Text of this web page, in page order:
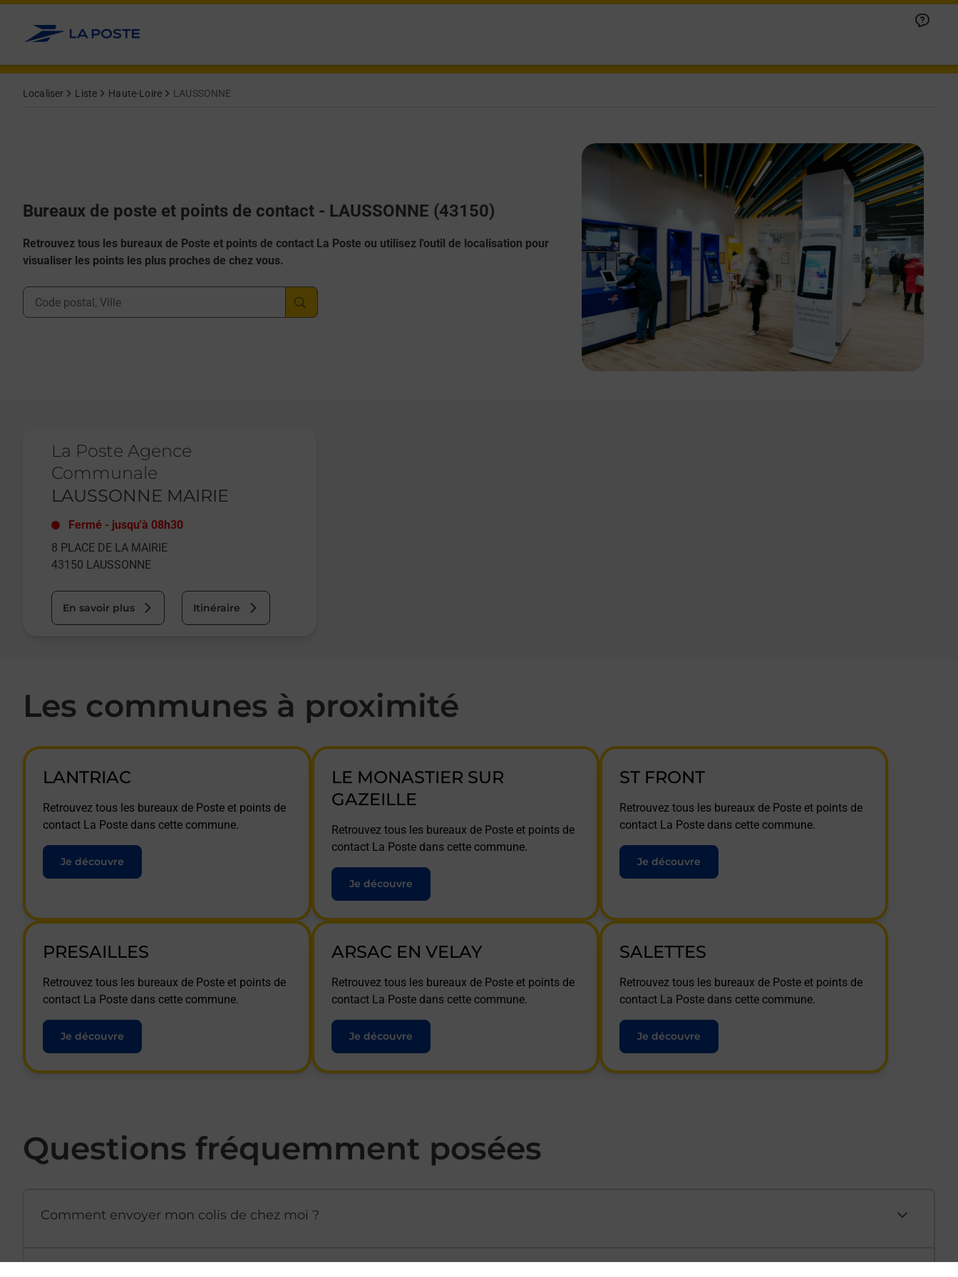
Allez au contenu
Localiser Liste Haute-Loire LAUSSONNE
Bureaux de poste et points de contact - LAUSSONNE (43150)
Retrouvez tous les bureaux de Poste et points de contact La Poste ou utilisez l'outil de localisation pour
visualiser les points les plus proches de chez vous.
Ville, Département, Code Postal
La Poste Agence
Communale
LAUSSONNE MAIRIE
Fermé - jusqu'à 08h30
8 PLACE DE LA MAIRIE
43150 LAUSSONNE
En savoir plus Itinéraire
Les communes à proximité
LANTRIAC
Retrouvez tous les bureaux de Poste et points de
contact La Poste dans cette commune.
Je découvre
LE MONASTIER SUR
GAZEILLE
Retrouvez tous les bureaux de Poste et points de
contact La Poste dans cette commune.
Je découvre
ST FRONT
Retrouvez tous les bureaux de Poste et points de
contact La Poste dans cette commune.
Je découvre
PRESAILLES
Retrouvez tous les bureaux de Poste et points de
contact La Poste dans cette commune.
Je découvre
ARSAC EN VELAY
Retrouvez tous les bureaux de Poste et points de
contact La Poste dans cette commune.
Je découvre
SALETTES
Retrouvez tous les bureaux de Poste et points de
contact La Poste dans cette commune.
Je découvre
Questions fréquemment posées
Comment envoyer mon colis de chez moi ?
Afficher ou masquer la réponse
Afficher ou masquer la réponse
Afficher ou masquer la réponse
Afficher ou masquer la réponse
Afficher ou masquer la réponse